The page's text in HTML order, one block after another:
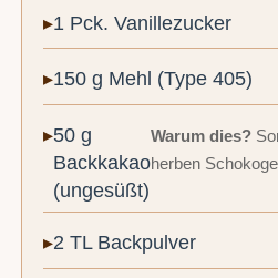
1 Pck. Vanillezucker
150 g Mehl (Type 405)
50 g
Backkakao
(ungesüßt)
Warum dies?
herben
2 TL Backpulver